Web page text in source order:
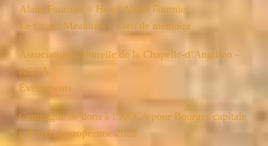
Alain-Fournier = Henri Alban Fournier
Le Grand Meaulnes – Lieu de mémoire
Association Culturelle de la Chapelle-d’Angillon –
ACCA
Événements
Campagne de dons à l’ACCA pour Bourges capitale
culturelle européenne 2028